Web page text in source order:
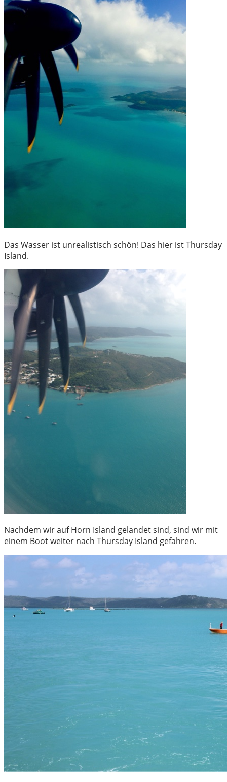
Das Wasser ist unrealistisch schön! Das hier ist Thursday
Island.
Nachdem wir auf Horn Island gelandet sind, sind wir mit
einem Boot weiter nach Thursday Island gefahren.